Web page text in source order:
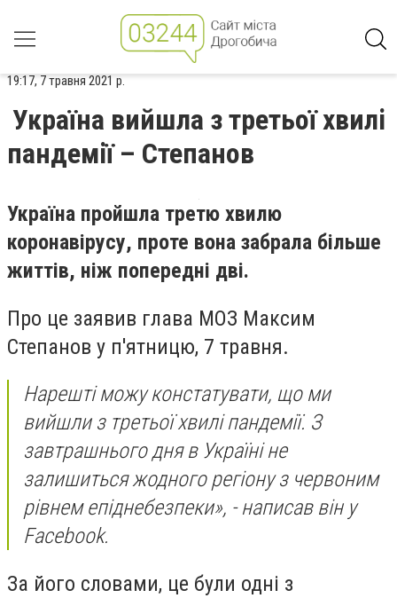
19:17, 7 травня 2021 р.
Україна вийшла з третьої хвилі
пандемії – Степанов
Україна пройшла третю хвилю
коронавірусу, проте вона забрала більше
життів, ніж попередні дві.
Про це заявив глава МОЗ Максим
Степанов у п'ятницю, 7 травня.
Нарешті можу констатувати, що ми
вийшли з третьої хвилі пандемії. З
завтрашнього дня в Україні не
залишиться жодного регіону з червоним
рівнем епіднебезпеки», - написав він у
Facebook.
За його словами, це були одні з